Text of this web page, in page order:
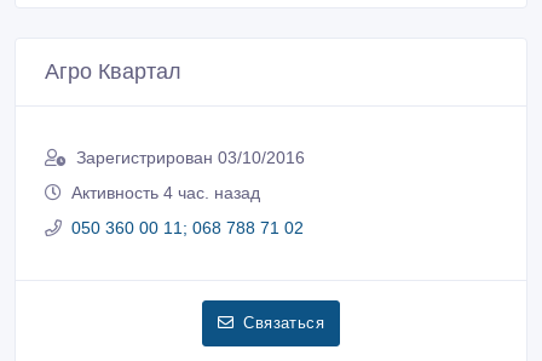
Агро Квартал
Зарегистрирован 03/10/2016
Активность 4 час. назад
050 360 00 11; 068 788 71 02
Связаться